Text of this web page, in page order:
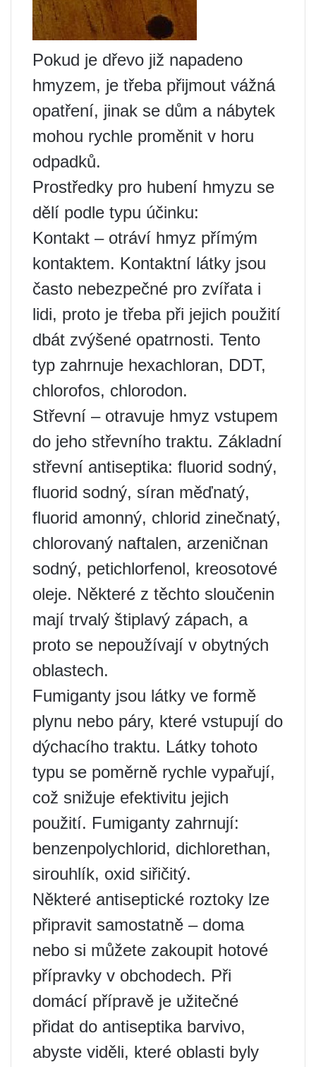
Pokud je dřevo již napadeno
hmyzem, je třeba přijmout vážná
opatření, jinak se dům a nábytek
mohou rychle proměnit v horu
odpadků.
Prostředky pro hubení hmyzu se
dělí podle typu účinku:
Kontakt – otráví hmyz přímým
kontaktem. Kontaktní látky jsou
často nebezpečné pro zvířata i
lidi, proto je třeba při jejich použití
dbát zvýšené opatrnosti. Tento
typ zahrnuje hexachloran, DDT,
chlorofos, chlorodon.
Střevní – otravuje hmyz vstupem
do jeho střevního traktu. Základní
střevní antiseptika: fluorid sodný,
fluorid sodný, síran měďnatý,
fluorid amonný, chlorid zinečnatý,
chlorovaný naftalen, arzeničnan
sodný, petichlorfenol, kreosotové
oleje. Některé z těchto sloučenin
mají trvalý štiplavý zápach, a
proto se nepoužívají v obytných
oblastech.
Fumiganty jsou látky ve formě
plynu nebo páry, které vstupují do
dýchacího traktu. Látky tohoto
typu se poměrně rychle vypařují,
což snižuje efektivitu jejich
použití. Fumiganty zahrnují:
benzenpolychlorid, dichlorethan,
sirouhlík, oxid siřičitý.
Některé antiseptické roztoky lze
připravit samostatně – doma
nebo si můžete zakoupit hotové
přípravky v obchodech. Při
domácí přípravě je užitečné
přidat do antiseptika barvivo,
abyste viděli, které oblasti byly